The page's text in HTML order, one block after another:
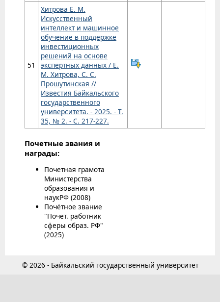
51
Хитрова Е. М.
Искусственный
интеллект и машинное
обучение в поддержке
инвестиционных
решений на основе
экспертных данных / Е.
М. Хитрова, С. С.
Прошутинская //
Известия Байкальского
государственного
университета. - 2025. - Т.
35, № 2. - С. 217-227.
Почетные звания и
награды:
Почетная грамота
Министерства
образования и
наукРФ (2008)
Почётное звание
"Почет. работник
сферы образ. РФ"
(2025)
© 2026 - Байкальский государственный университет